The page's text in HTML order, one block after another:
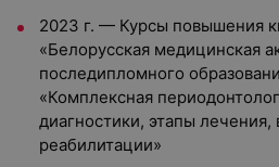
2023 г. — Курсы повышения
«Белорусская медицинская
последипломного
«Комплексная
диагностики, этапы
реабилитации»